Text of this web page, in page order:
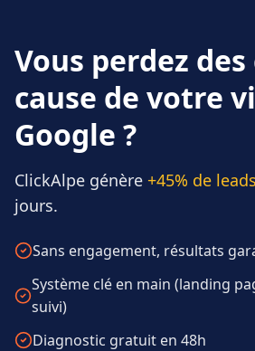
Vous perdez
cause de votre
Google ?
ClickAlpe génère +45% de
jours.
Sans engagement, résultats
Système clé en main (landing
suivi)
Diagnostic gratuit en 48h